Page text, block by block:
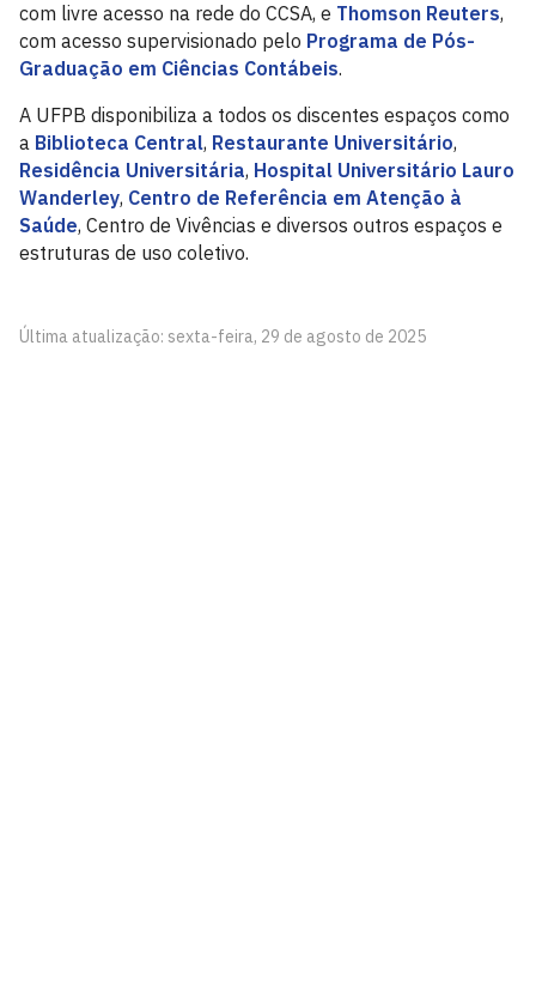
com livre acesso na rede do CCSA, e Thomson Reuters,
com acesso supervisionado pelo Programa de Pós-
Graduação em Ciências Contábeis.
A UFPB disponibiliza a todos os discentes espaços como
a Biblioteca Central, Restaurante Universitário,
Residência Universitária, Hospital Universitário Lauro
Wanderley, Centro de Referência em Atenção à
Saúde, Centro de Vivências e diversos outros espaços e
estruturas de uso coletivo.
Última atualização: sexta-feira, 29 de agosto de 2025